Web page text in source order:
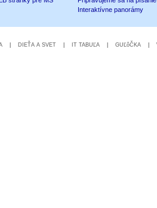
Interaktívne panorámy
DIEŤA A SVET IT TABUĽA GUĽôČKA